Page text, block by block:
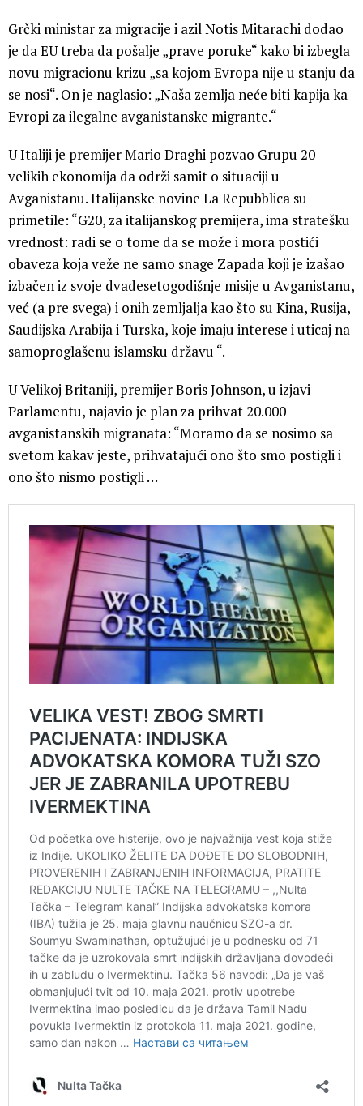
Grčki ministar za migracije i azil Notis Mitarachi dodao
je da EU treba da pošalje „prave poruke“ kako bi izbegla
novu migracionu krizu „sa kojom Evropa nije u stanju da
se nosi“. On je naglasio: „Naša zemlja neće biti kapija ka
Evropi za ilegalne avganistanske migrante.“
U Italiji je premijer Mario Draghi pozvao Grupu 20
velikih ekonomija da održi samit o situaciji u
Avganistanu. Italijanske novine La Repubblica su
primetile: “G20, za italijanskog premijera, ima stratešku
vrednost: radi se o tome da se može i mora postići
obaveza koja veže ne samo snage Zapada koji je izašao
izbačen iz svoje dvadesetogodišnje misije u Avganistanu,
već (a pre svega) i onih zemljalja kao što su Kina, Rusija,
Saudijska Arabija i Turska, koje imaju interese i uticaj na
samoproglašenu islamsku državu “.
U Velikoj Britaniji, premijer Boris Johnson, u izjavi
Parlamentu, najavio je plan za prihvat 20.000
avganistanskih migranata: “Moramo da se nosimo sa
svetom kakav jeste, prihvatajući ono što smo postigli i
ono što nismo postigli …